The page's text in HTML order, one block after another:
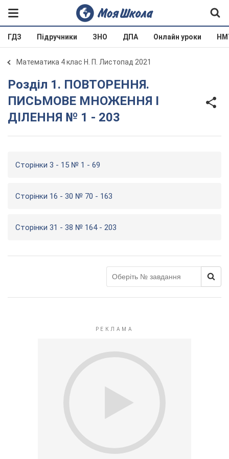
ГДЗ Підручники ЗНО ДПА Онлайн уроки
Математика 4 клас Н. П. Листопад 2021
Розділ 1. ПОВТОРЕННЯ.
ПИСЬМОВЕ МНОЖЕННЯ І
ДІЛЕННЯ № 1 - 203
Сторінки 3 - 15 № 1 - 69
Сторінки 16 - 30 № 70 - 163
Сторінки 31 - 38 № 164 - 203